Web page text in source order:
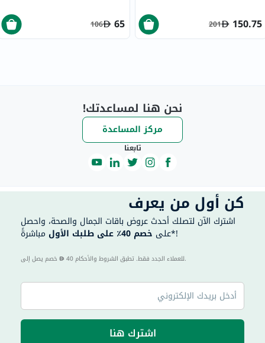
150.75
201
65
106
نحن هنا لمساعدتك!
مركز المساعدة
تابعنا
كن أول من يعرف
اشترك الآن لتصلك أحدث عروض باقات الجمال والصحة، واحصل
على خصم 40٪ على طلبك الأول مباشرةً*!
40 للعملاء الجدد فقط. تطبق الشروط والأحكام.
اشترك هنا